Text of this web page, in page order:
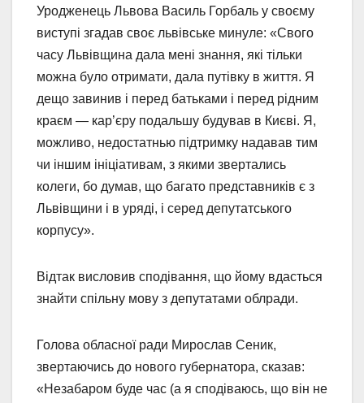
Уродженець Львова Василь Горбаль у своєму
виступі згадав своє львівське минуле: «Свого
часу Львівщина дала мені знання, які тільки
можна було отримати, дала путівку в життя. Я
дещо завинив і перед батьками і перед рідним
краєм — кар’єру подальшу будував в Києві. Я,
можливо, недостатнью підтримку надавав тим
чи іншим ініціативам, з якими звертались
колеги, бо думав, що багато представників є з
Львівщини і в уряді, і серед депутатського
корпусу».
Відтак висловив сподівання, що йому вдасться
знайти спільну мову з депутатами облради.
Голова обласної ради Мирослав Сеник,
звертаючись до нового губернатора, сказав:
«Незабаром буде час (а я сподіваюсь, що він не